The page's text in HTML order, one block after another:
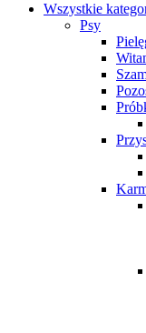
Wszystkie
Psy